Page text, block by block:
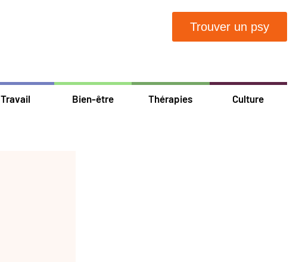
Trouver un psy
Travail Bien-être Thérapies Culture